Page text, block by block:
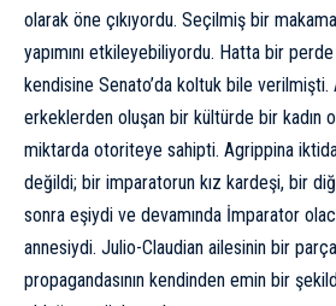
olarak öne çıkıyordu. Seçilmiş bir
yapımını etkileyebiliyordu. Hatta bir
kendisine Senato’da koltuk bile verilmişti.
erkeklerden oluşan bir kültürde bir kadın
miktarda otoriteye sahipti. Agrippina
değildi; bir imparatorun kız kardeşi, bir
sonra eşiydi ve devamında İmparator
annesiydi. Julio-Claudian ailesinin bir
propagandasının kendinden emin bir